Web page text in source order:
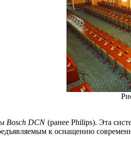
Bosch DCN(ранее Philips). Эта
к оснащению